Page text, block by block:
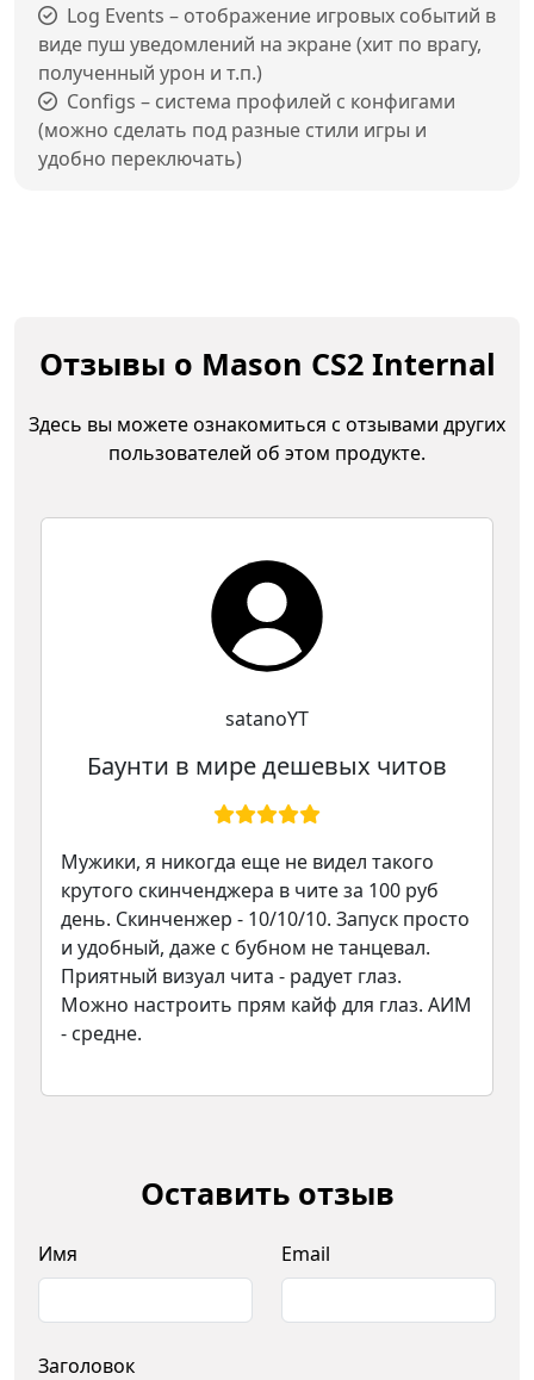
Log Events – отображение игровых событий в
виде пуш уведомлений на экране (хит по врагу,
полученный урон и т.п.)
Configs – система профилей с конфигами
(можно сделать под разные стили игры и
удобно переключать)
Отзывы о Mason CS2 Internal
Здесь вы можете ознакомиться с отзывами других
пользователей об этом продукте.
satanoYT
Баунти в мире дешевых читов
Мужики, я никогда еще не видел такого
крутого скинченджера в чите за 100 руб
день. Скинченжер - 10/10/10. Запуск просто
и удобный, даже с бубном не танцевал.
Приятный визуал чита - радует глаз.
Можно настроить прям кайф для глаз. АИМ
- средне.
Оставить отзыв
Имя Email
Заголовок